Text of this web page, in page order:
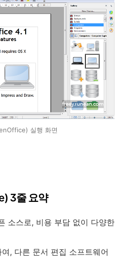
실행 화면
3줄 요약
소스로, 비용 부담 없이 다양한
, 다른 문서 편집 소프트웨어